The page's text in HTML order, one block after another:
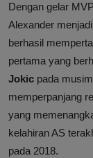
Dengan gelar
Alexander
berhasil
pertama yang
Jokic pada
memperpanjang
yang
kelahiran AS
pada 2018.